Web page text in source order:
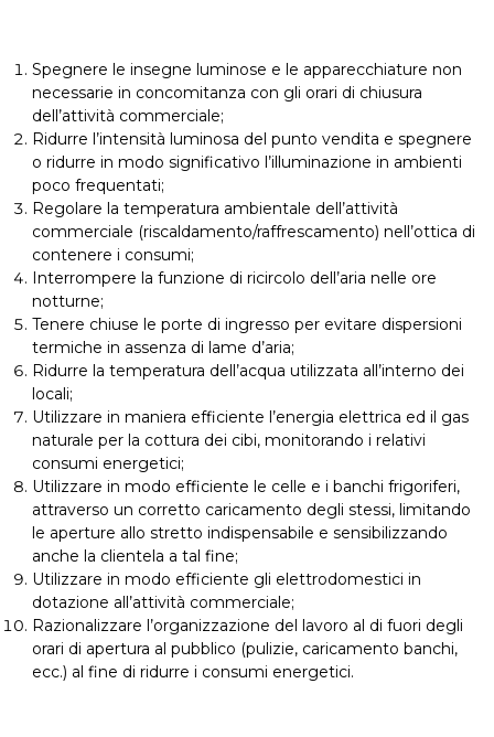
Spegnere le insegne luminose e le apparecchiature non
necessarie in concomitanza con gli orari di chiusura
dell’attività commerciale;
Ridurre l’intensità luminosa del punto vendita e spegnere
o ridurre in modo significativo l’illuminazione in ambienti
poco frequentati;
Regolare la temperatura ambientale dell’attività
commerciale (riscaldamento/raffrescamento) nell’ottica di
contenere i consumi;
Interrompere la funzione di ricircolo dell’aria nelle ore
notturne;
Tenere chiuse le porte di ingresso per evitare dispersioni
termiche in assenza di lame d’aria;
Ridurre la temperatura dell’acqua utilizzata all’interno dei
locali;
Utilizzare in maniera efficiente l’energia elettrica ed il gas
naturale per la cottura dei cibi, monitorando i relativi
consumi energetici;
Utilizzare in modo efficiente le celle e i banchi frigoriferi,
attraverso un corretto caricamento degli stessi, limitando
le aperture allo stretto indispensabile e sensibilizzando
anche la clientela a tal fine;
Utilizzare in modo efficiente gli elettrodomestici in
dotazione all’attività commerciale;
Razionalizzare l’organizzazione del lavoro al di fuori degli
orari di apertura al pubblico (pulizie, caricamento banchi,
ecc.) al fine di ridurre i consumi energetici.